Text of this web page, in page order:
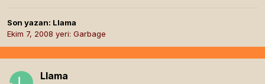
Son yazan: Llama
Ekim 7, 2008 yeri: Garbage
Llama